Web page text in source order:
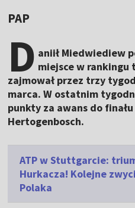
PAP
D aniił Miedwiediew
miejsce w rankingu
zajmował przez trzy
marca. W ostatnim
punkty za awans do
Hertogenbosch.
ATP w Stuttgarcie:
Hurkacza! Kolejne
Polaka